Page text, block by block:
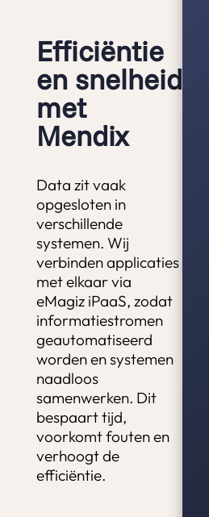
Efficiëntie
en snelheid
met
Mendix
Data zit vaak
opgesloten in
verschillende
systemen. Wij
verbinden applicaties
met elkaar via
eMagiz iPaaS, zodat
informatiestromen
geautomatiseerd
worden en systemen
naadloos
samenwerken. Dit
bespaart tijd,
voorkomt fouten en
verhoogt de
efficiëntie.